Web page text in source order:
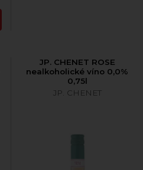
JP. CHENET ROSE
nealkoholické víno 0,0%
0,75l
JP. CHENET